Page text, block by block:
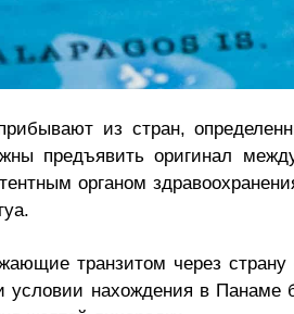
из стран,
предъявить оригинал
органом
транзитом через
условии нахождения в